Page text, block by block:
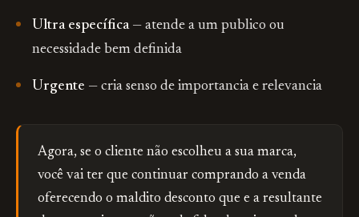
Ultra específica— atende a um publico ou
necessidade bem definida
Urgente — cria senso de importancia e relevancia
Agora, se o cliente não escolheu a sua marca,
você vai ter que continuar comprando a venda
oferecendo o maldito desconto que e a resultante